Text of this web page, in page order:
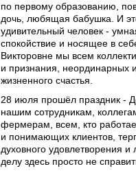
по первому образованию,
дочь, любящая бабушка. И
удивительный человек -
спокойствие и носящее в
Викторовне мы всем
и признания, неординарных
жизненного счастья.
28 июля прошёл праздник -
нашим сотрудникам,
фермерам, всем, кто
и понимающих клиентов,
духовного удовлетворения
делу здесь просто не